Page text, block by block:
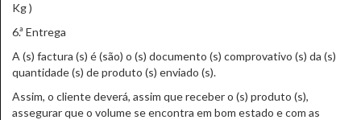
Kg )
6.ª Entrega
A (s) factura (s) é (são) o (s) documento (s) comprovativo (s) da (s)
quantidade (s) de produto (s) enviado (s).
Assim, o cliente deverá, assim que receber o (s) produto (s),
assegurar que o volume se encontra em bom estado e com as